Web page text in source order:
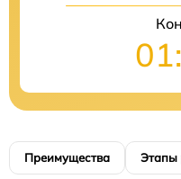
Преимущества Этапы